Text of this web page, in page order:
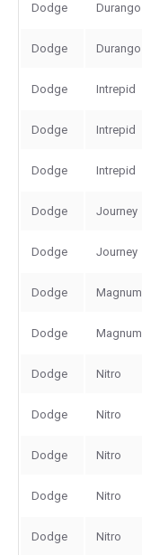
Dodge Durango
Dodge Durango
Dodge Intrepid
Dodge Intrepid
Dodge Intrepid
Dodge Journey
Dodge Journey
Dodge Magnum
Dodge Magnum
Dodge Nitro
Dodge Nitro
Dodge Nitro
Dodge Nitro
Dodge Nitro